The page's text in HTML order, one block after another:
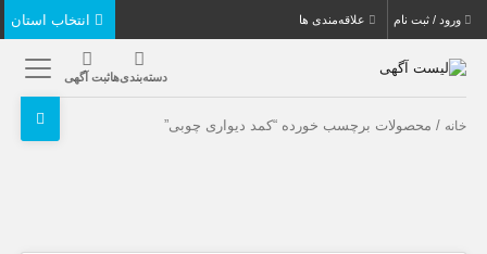
ورود / ثبت نام علاقه‌مندی ها
دسته‌بندی‌هاثبت آگهی
خانه / محصولات برچسب خورده “کمد دیواری چوبی”